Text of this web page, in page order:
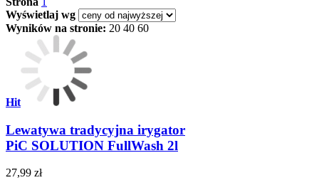
Wyświetlaj wg
Wyników na stronie: 20 40 60
Hit
Lewatywa tradycyjna irygator
PiC SOLUTION FullWash 2l
27,99 zł